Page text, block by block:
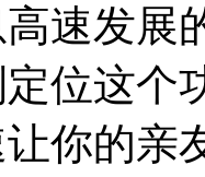
速发展
位这个
你的亲